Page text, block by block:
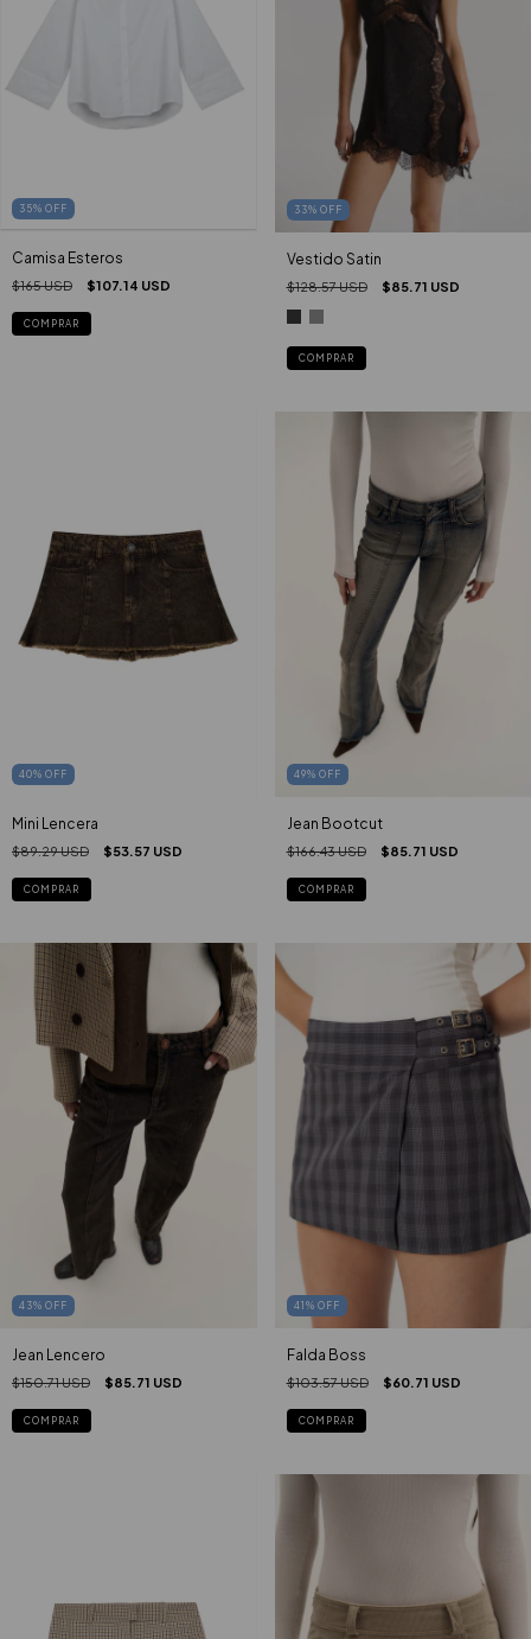
35% OFF
Camisa Esteros
$165 USD $107.14 USD
COMPRAR
33% OFF
Vestido Satin
$128.57 USD $85.71 USD
COMPRAR
40% OFF
Mini Lencera
$89.29 USD $53.57 USD
COMPRAR
49% OFF
Jean Bootcut
$166.43 USD $85.71 USD
COMPRAR
43% OFF
Jean Lencero
$150.71 USD $85.71 USD
COMPRAR
41 % OFF
Falda Boss
$103.57 USD $60.71 USD
COMPRAR